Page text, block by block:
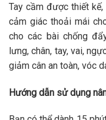
Tay cầm được thiết kế,
cảm giác thoải mái
cho các bài chống
lưng, chân, tay, vai,
giảm cân an toàn, vóc
Hướng dẫn sử dụng